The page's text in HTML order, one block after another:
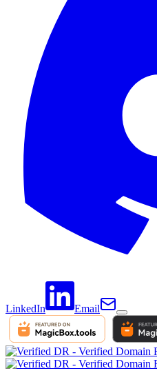
LinkedIn Email